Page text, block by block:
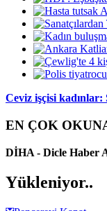
Ceviz işçisi
EN ÇOK
DİHA - Dicle Haber
Yükleniyor..